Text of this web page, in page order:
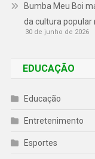
Bumba Meu Boi
da cultura popular
30 de junho de 2026
EDUCAÇÃO
Educação
Entretenimento
Esportes